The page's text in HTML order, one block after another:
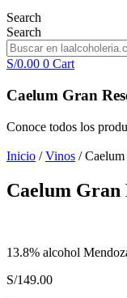
Search
Search
S/0.00 0 Cart
Caelum Gran
Conoce todos los
Inicio /Vinos /
Caelum Gran
13.8% alcohol
S/149.00